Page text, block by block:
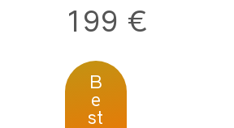
199 €
B
e
st